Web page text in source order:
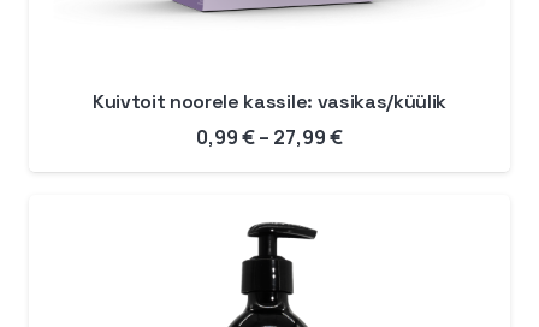
Kuivtoit noorele kassile: vasikas/küülik
0,99€– 27,99€Hinnavahemik:
0,99 €